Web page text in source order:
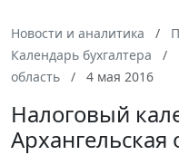
Новости и аналитика
Календарь бухгалтера
область
4 мая 2016
Налоговый
Архангельская